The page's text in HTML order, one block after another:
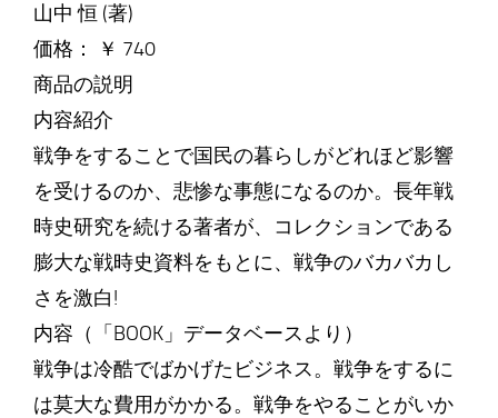
山中 恒 (著)
価格： ￥ 740
商品の説明
内容紹介
戦争をすることで国民の暮らしがどれほど影響
を受けるのか、悲惨な事態になるのか。長年戦
時史研究を続ける著者が、コレクションである
膨大な戦時史資料をもとに、戦争のバカバカし
さを激白!
内容（「BOOK」データベースより）
戦争は冷酷でばかげたビジネス。戦争をするに
は莫大な費用がかかる。戦争をやることがいか